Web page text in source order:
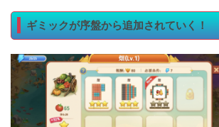
ギミックが序盤から追加されていく！